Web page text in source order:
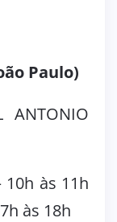
Paulo)
ANTONIO
às 11h
às 18h